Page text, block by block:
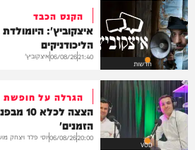
חדשות
הקנס הכבד
איצקוביץ':
הליכודניקים
21:40
06/08/26איצקוביץ'
VOD
הגרלה על חופשת
הצצה
הזמנים'
20:00
06/08/26יוסי פלד ויצחק